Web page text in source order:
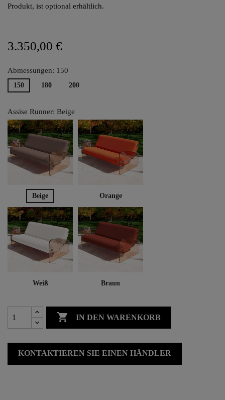
Produkt, ist optional erhältlich.
3.350,00 €
Abmessungen: 150
150 180 200
Assise Runner: Beige
Beige Orange
Weiß Braun
 IN DEN WARENKORB
KONTAKTIEREN SIE EINEN HÄNDLER